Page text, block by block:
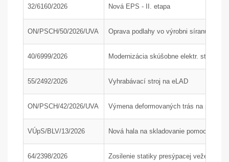
32/6160/2026 Nová EPS - II. etapa
ON/PSCH/50/2026/UVA Oprava podlahy vo výrobni síranu
40/6999/2026 Modernizácia skúšobne elektr. strojov
55/2492/2026 Vyhrabávací stroj na eLAD
ON/PSCH/42/2026/UVA Výmena deformovaných trás na
VÚpS/BLV/13/2026 Nová hala na skladovanie pomocného
64/2398/2026 Zosilenie statiky presýpacej veže H200